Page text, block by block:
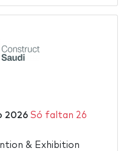
2026 Só faltan 26
& Exhibition